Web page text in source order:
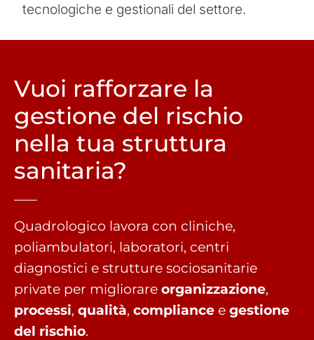
tecnologiche e gestionali del settore.
Vuoi rafforzare la
gestione del rischio
nella tua struttura
sanitaria?
Quadrologico lavora con cliniche,
poliambulatori, laboratori, centri
diagnostici e strutture sociosanitarie
private per migliorare organizzazione,
processi, qualità, compliance e gestione
del rischio.